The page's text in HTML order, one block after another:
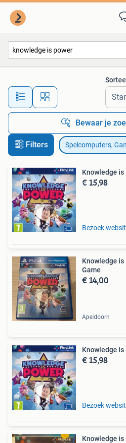
Alle afstanden…
Bewaar je
Filters Spelcomputers,
Knowledge is
€ 15,98
Bezoek
Knowledge is
Game
€ 14,00
Apeldoorn
Knowledge is
€ 15,98
Bezoek
Knowledge is